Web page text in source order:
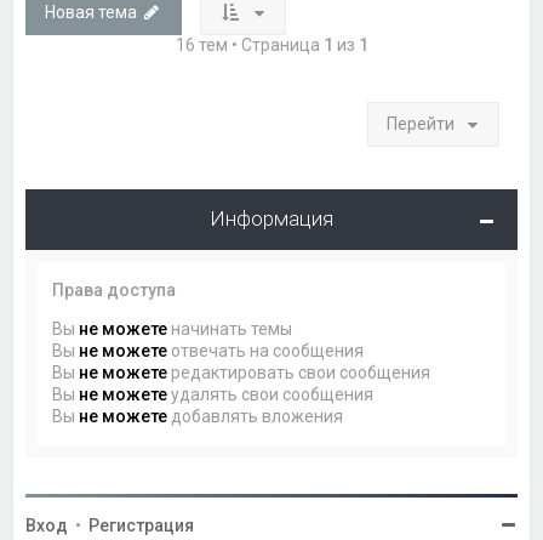
Новая тема
16 тем • Страница 1 из 1
Перейти
Информация
Права доступа
Вы не можете начинать темы
Вы не можете отвечать на сообщения
Вы не можете редактировать свои сообщения
Вы не можетеудалять свои сообщения
Вы не можете добавлять вложения
Вход • Регистрация